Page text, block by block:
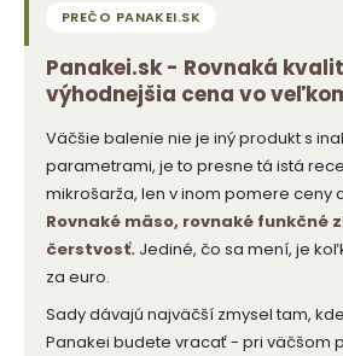
Panakei.sk - Rovnaká
výhodnejšia cena vo
Väčšie balenie nie je iný produkt s
parametrami, je to presne tá istá
mikrošarža, len v inom pomere ceny
Rovnaké mäso, rovnaké funkčné
čerstvosť. Jediné, čo sa mení, je
za euro.
Sady dávajú najväčší zmysel tam,
Panakei budete vracať - pri väčšom